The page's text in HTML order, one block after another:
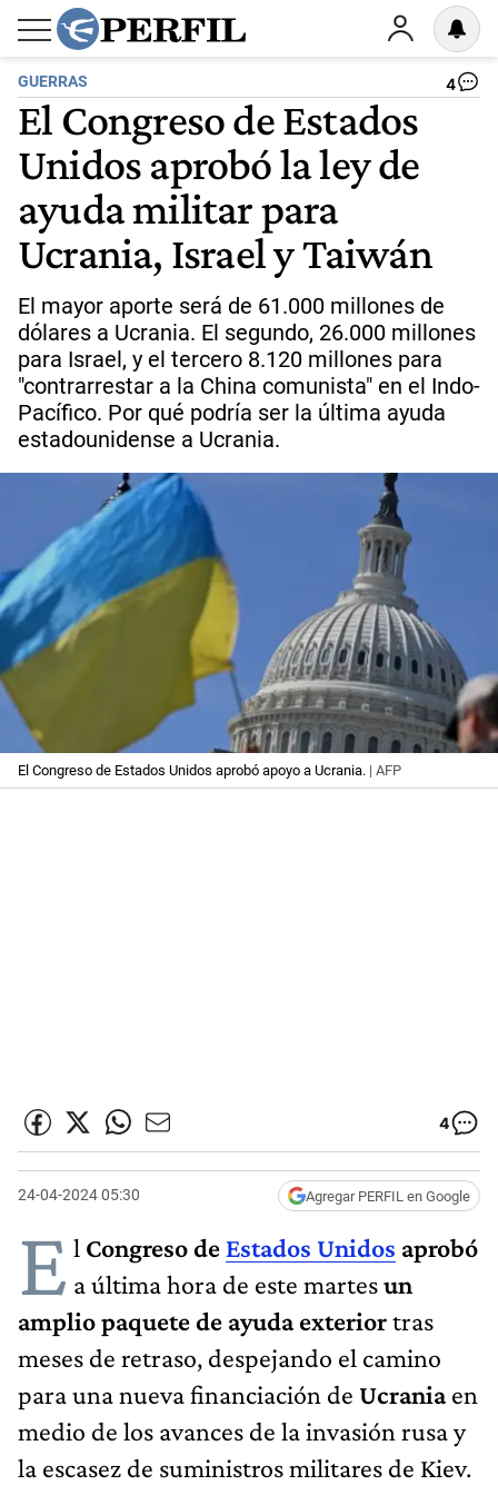
GUERRAS 4
El Congreso de Estados
Unidos aprobó la ley de
ayuda militar para
Ucrania, Israel y Taiwán
El mayor aporte será de 61.000 millones de
dólares a Ucrania. El segundo, 26.000 millones
para Israel, y el tercero 8.120 millones para
"contrarrestar a la China comunista" en el Indo-
Pacífico. Por qué podría ser la última ayuda
estadounidense a Ucrania.
El Congreso de Estados Unidos aprobó apoyo a Ucrania. | AFP
4
24-04-2024 05:30 Agregar PERFIL en Google
E l Congreso de Estados Unidos aprobó
a última hora de este martesun
amplio paquete de ayuda exteriortras
meses de retraso, despejando el camino
para una nueva financiación de Ucraniaen
medio de los avances de la invasión rusa y
la escasez de suministros militares de Kiev.